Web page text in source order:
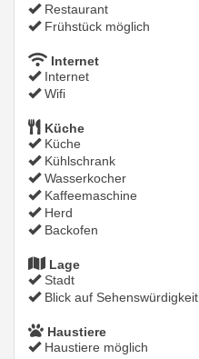
Restaurant
Frühstück möglich
Internet
Internet
Wifi
Küche
Küche
Kühlschrank
Wasserkocher
Kaffeemaschine
Herd
Backofen
Lage
Stadt
Blick auf Sehenswürdigkeit
Haustiere
Haustiere möglich